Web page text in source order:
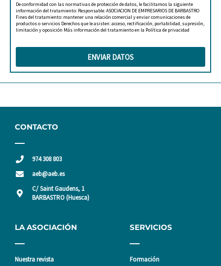
De conformidad con las normativas de protección de datos, le facilitamos la siguiente
información del tratamiento: Responsable: ASOCIACION DE EMPRESARIOS DE BARBASTRO
Fines del tratamiento: mantener una relación comercial y enviar comunicaciones de
productos o servicios Derechos que le asisten: acceso, rectificación, portabilidad, supresión,
limitación y oposición Más información del tratamiento en la Política de privacidad
ENVIAR DATOS
CONTACTO
974 308 803
aeb@aeb.es
C/ Saint Gaudens, 1
BARBASTRO (Huesca)
LA ASOCIACIÓN
Nuestra revista
SERVICIOS
Formación